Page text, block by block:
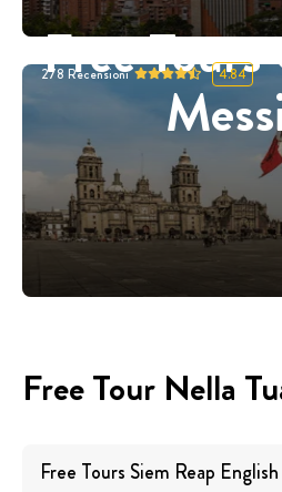
Free
278 Recensioni 4.84
Free Tour Nella
Free Tours Siem Reap English